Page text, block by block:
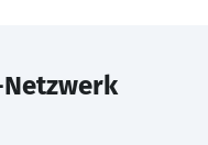
Netzwerk